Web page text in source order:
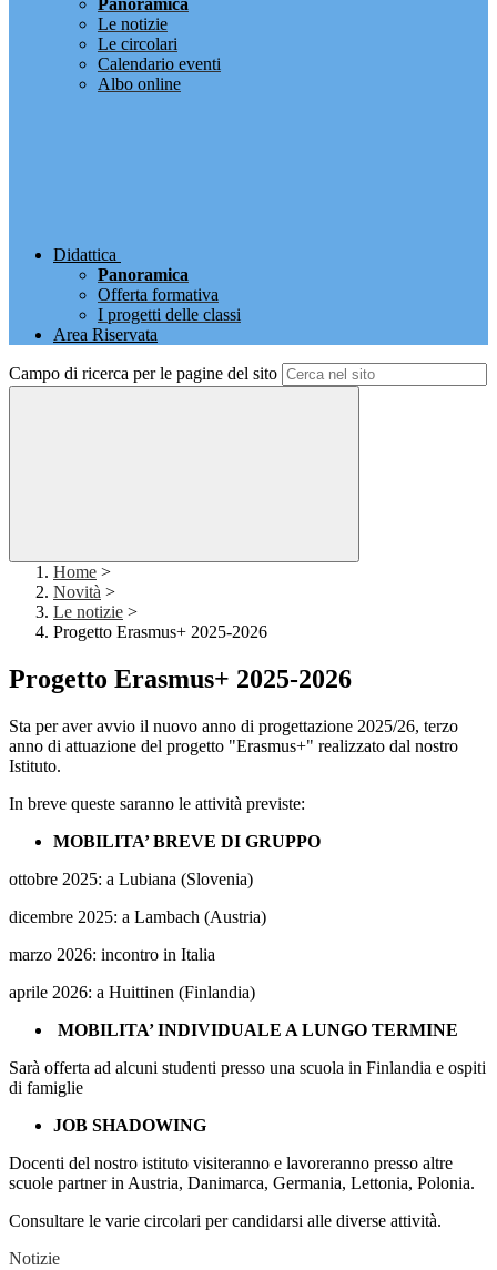
Panoramica
Le notizie
Le circolari
Calendario eventi
Albo online
Didattica
Panoramica
Offerta formativa
I progetti delle classi
Area Riservata
Campo di ricerca per le pagine del sito
Home >
Novità >
Le notizie >
Progetto Erasmus+ 2025-2026
Progetto Erasmus+ 2025-2026
Sta per aver avvio il nuovo anno di progettazione 2025/26, terzo
anno di attuazione del progetto "Erasmus+" realizzato dal nostro
Istituto.
In breve queste saranno le attività previste:
MOBILITA’ BREVE DI GRUPPO
ottobre 2025: a Lubiana (Slovenia)
dicembre 2025: a Lambach (Austria)
marzo 2026: incontro in Italia
aprile 2026: a Huittinen (Finlandia)
MOBILITA’ INDIVIDUALE A LUNGO TERMINE
Sarà offerta ad alcuni studenti presso una scuola in Finlandia e ospiti
di famiglie
JOB SHADOWING
Docenti del nostro istituto visiteranno e lavoreranno presso altre
scuole partner in Austria, Danimarca, Germania, Lettonia, Polonia.
Consultare le varie circolari per candidarsi alle diverse attività.
Notizie